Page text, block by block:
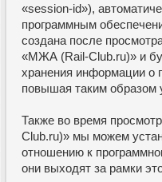
«session-id»),
программным
создана после
«МЖА (Rail-Club.ru)» и
хранения информации о
повышая таким образом
Также во время
Club.ru)» мы можем
отношению к
они выходят за рамки